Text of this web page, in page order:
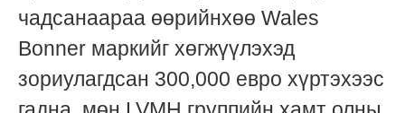
чадсанаараа өөрийнхөө Wales
Bonner маркийг хөгжүүлэхэд
зориулагдсан 300,000 евро хүртэхээс